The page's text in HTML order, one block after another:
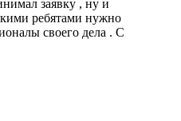
заявку , ну и
ребятами нужно
своего дела . С